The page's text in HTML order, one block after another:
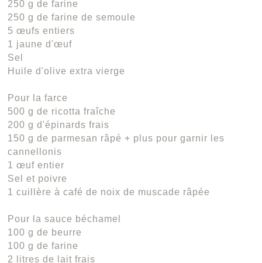
250 g de farine
250 g de farine de semoule
5 œufs entiers
1 jaune d'œuf
Sel
Huile d'olive extra vierge
Pour la farce
500 g de ricotta fraîche
200 g d'épinards frais
150 g de parmesan râpé + plus pour garnir les
cannellonis
1 œuf entier
Sel et poivre
1 cuillère à café de noix de muscade râpée
Pour la sauce béchamel
100 g de beurre
100 g de farine
2 litres de lait frais